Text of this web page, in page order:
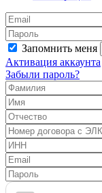
Запомнить меня
Активация аккаунта
Забыли пароль?